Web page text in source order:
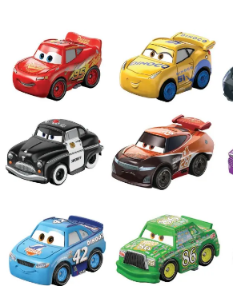
di
navigazione
veicoli"